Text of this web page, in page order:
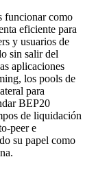
funcionar como
eficiente para
y usuarios de
sin salir del
aplicaciones
los pools de
para
BEP20
de liquidación
peer e
su papel como